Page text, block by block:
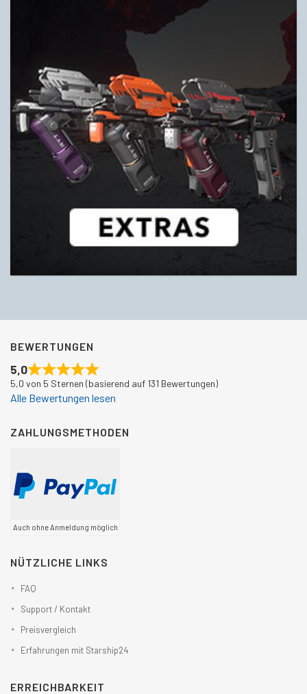
BEWERTUNGEN
5,0
5,0 von 5 Sternen (basierend auf 131 Bewertungen)
Alle Bewertungen lesen
ZAHLUNGSMETHODEN
Auch ohne Anmeldung möglich
NÜTZLICHE LINKS
FAQ
Support / Kontakt
Preisvergleich
Erfahrungen mit Starship24
ERREICHBARKEIT